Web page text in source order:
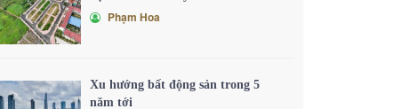
Phạm Hoa
Xu hướng bất động sản trong 5
năm tới